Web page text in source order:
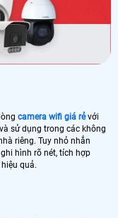
camera wifi giá rẻvới
sử dụng trong các không
riêng. Tuy nhỏ nhắn
hình rõ nét, tích hợp
quả.